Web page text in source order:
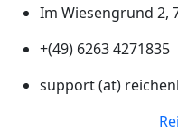
Im Wiesengrund 2,
+(49) 6263 4271835
support (at)